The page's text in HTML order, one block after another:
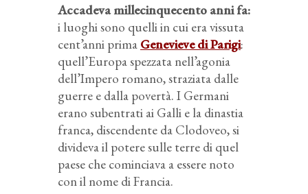
Accadeva millecinquecento anni fa:
i luoghi sono quelli in cui era vissuta
cent’anni prima Genevieve di Parigi:
quell’Europa spezzata nell’agonia
dell’Impero romano, straziata dalle
guerre e dalla povertà. I Germani
erano subentrati ai Galli e la dinastia
franca, discendente da Clodoveo, si
divideva il potere sulle terre di quel
paese che cominciava a essere noto
con il nome di Francia.